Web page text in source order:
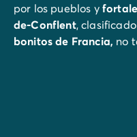
por los pueblos y
de-Conflent,
bonitos de Francia, no